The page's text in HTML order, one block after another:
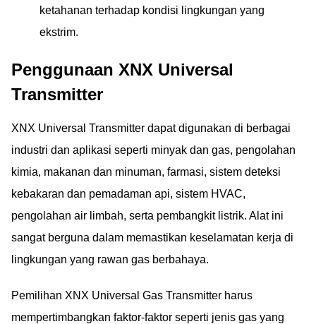
ketahanan terhadap kondisi lingkungan yang
ekstrim.
Penggunaan XNX Universal
Transmitter
XNX Universal Transmitter dapat digunakan di berbagai
industri dan aplikasi seperti minyak dan gas, pengolahan
kimia, makanan dan minuman, farmasi, sistem deteksi
kebakaran dan pemadaman api, sistem HVAC,
pengolahan air limbah, serta pembangkit listrik. Alat ini
sangat berguna dalam memastikan keselamatan kerja di
lingkungan yang rawan gas berbahaya.
Pemilihan XNX Universal Gas Transmitter harus
mempertimbangkan faktor-faktor seperti jenis gas yang